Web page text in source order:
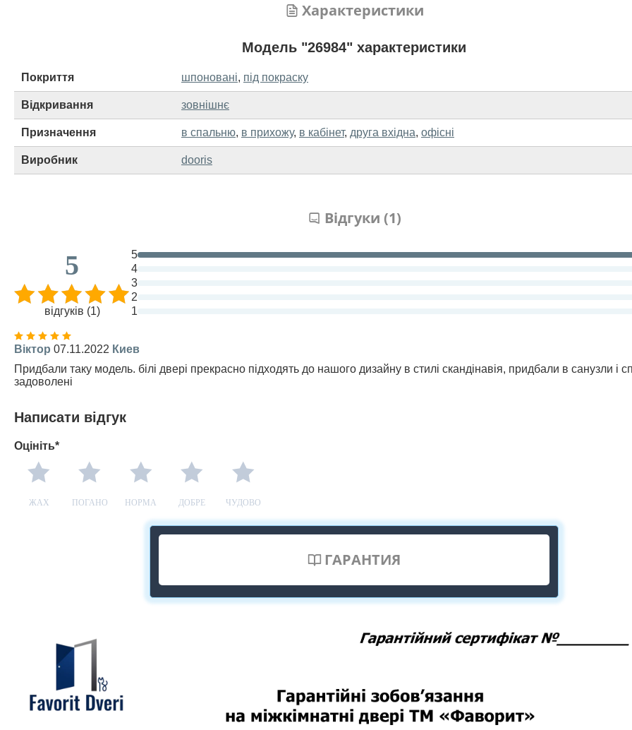
Характеристики
Модель "26984" характеристики
Покриття шпоновані, під покраску
Відкривання зовнішнє
Призначення в спальню, в прихожу, в кабінет, друга вхідна, офісні
Виробник dooris
Відгуки (1)
5
відгуків (1)
5
4
3
2
1
Віктор 07.11.2022 Киев
Придбали таку модель. білі двері прекрасно підходять до нашого дизайну в стилі скандінавія, придбали в санузли і
задоволені
Написати відгук
Оцініть*
ЖАХ ПОГАНО НОРМА ДОБРЕ ЧУДОВО
ГАРАНТИЯ